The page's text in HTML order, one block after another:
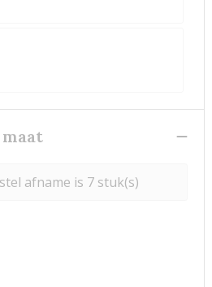
maat
afname is 7 stuk(s)